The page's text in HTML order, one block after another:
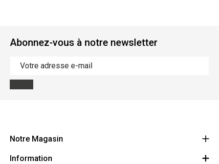
Abonnez-vous à notre newsletter
Notre Magasin
Vanzeebroeck Motors
Information